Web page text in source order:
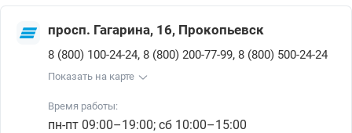
просп. Гагарина, 16, Прокопьевск
8 (800) 100-24-24, 8 (800) 200-77-99, 8 (800) 500-24-24
Показать на карте
Время работы:
пн-пт 09:00–19:00; сб 10:00–15:00